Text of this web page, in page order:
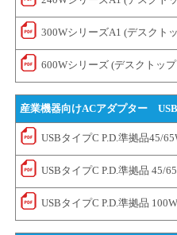
300WシリーズA1 (デスクト
600Wシリーズ (デスクトッ
産業機器向けACアダプター
USBタイプC P.D.準拠品45/
USBタイプC P.D.準拠品 45/
USBタイプC P.D.準拠品